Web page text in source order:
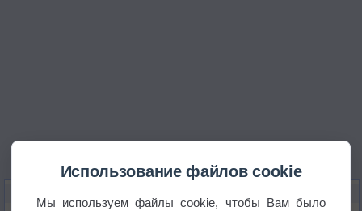
Использование файлов cookie
Мы используем файлы cookie, чтобы Вам было